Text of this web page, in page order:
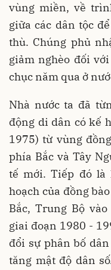
vùng miền, về
giữa các dân tộc
thù. Chúng phủ
giảm nghèo đối
chục năm qua ở
Nhà nước ta đã
động di dân có kế
1975) từ vùng
phía Bắc và Tây
tế mới. Tiếp đó là
hoạch của đồng
Bắc, Trung Bộ
giai đoạn 1980 -
đổi sự phân bố
tăng mật độ dân